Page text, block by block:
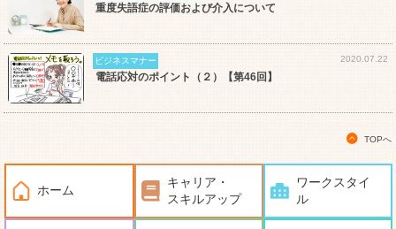
重度失語症の評価および介入について
ビジネスマナー 2020.07.22
電話応対のポイント（２）【第46回】
TOPへ
ホーム
キャリア・
スキルアップ
ワークスタイ
ル